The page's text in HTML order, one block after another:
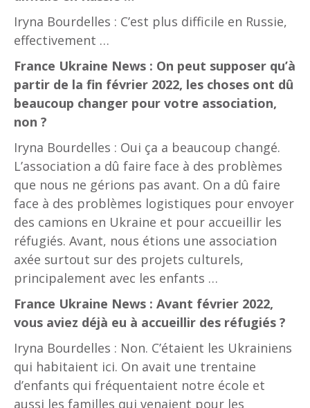
Iryna Bourdelles : C’est plus difficile en Russie,
effectivement …
France Ukraine News : On peut supposer qu’à
partir de la fin février 2022, les choses ont dû
beaucoup changer pour votre association,
non ?
Iryna Bourdelles : Oui ça a beaucoup changé.
L’association a dû faire face à des problèmes
que nous ne gérions pas avant. On a dû faire
face à des problèmes logistiques pour envoyer
des camions en Ukraine et pour accueillir les
réfugiés. Avant, nous étions une association
axée surtout sur des projets culturels,
principalement avec les enfants …
France Ukraine News : Avant février 2022,
vous aviez déjà eu à accueillir des réfugiés ?
Iryna Bourdelles : Non. C’étaient les Ukrainiens
qui habitaient ici. On avait une trentaine
d’enfants qui fréquentaient notre école et
aussi les familles qui venaient pour les